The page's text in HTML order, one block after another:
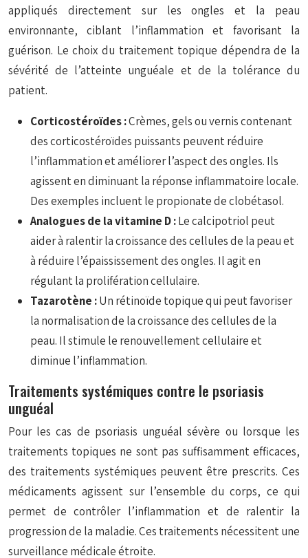
appliqués directement sur les ongles et la peau
environnante, ciblant l’inflammation et favorisant la
guérison. Le choix du traitement topique dépendra de la
sévérité de l’atteinte unguéale et de la tolérance du
patient.
Corticostéroïdes :Crèmes, gels ou vernis contenant
des corticostéroïdes puissants peuvent réduire
l’inflammation et améliorer l’aspect des ongles. Ils
agissent en diminuant la réponse inflammatoire locale.
Des exemples incluent le propionate de clobétasol.
Analogues de la vitamine D :Le calcipotriol peut
aider à ralentir la croissance des cellules de la peau et
à réduire l’épaississement des ongles. Il agit en
régulant la prolifération cellulaire.
Tazarotène :Un rétinoïde topique qui peut favoriser
la normalisation de la croissance des cellules de la
peau. Il stimule le renouvellement cellulaire et
diminue l’inflammation.
Traitements systémiques contre le psoriasis
unguéal
Pour les cas de psoriasis unguéal sévère ou lorsque les
traitements topiques ne sont pas suffisamment efficaces,
des traitements systémiques peuvent être prescrits. Ces
médicaments agissent sur l’ensemble du corps, ce qui
permet de contrôler l’inflammation et de ralentir la
progression de la maladie. Ces traitements nécessitent une
surveillance médicale étroite.